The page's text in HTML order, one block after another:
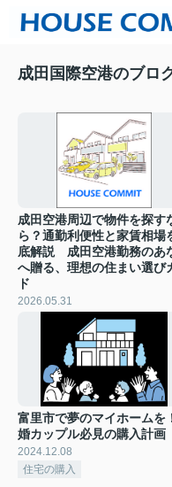
成田国際空港のブロ
成田空港周辺で物件を探す
ら？通勤利便性と家賃相場
底解説 成田空港勤務のあ
へ贈る、理想の住まい選び
ド
2026.05.31
富里市で夢のマイホームを
婚カップル必見の購入計画
2024.12.08
住宅の購入